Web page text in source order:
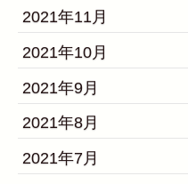
2021年11月
2021年10月
2021年9月
2021年8月
2021年7月